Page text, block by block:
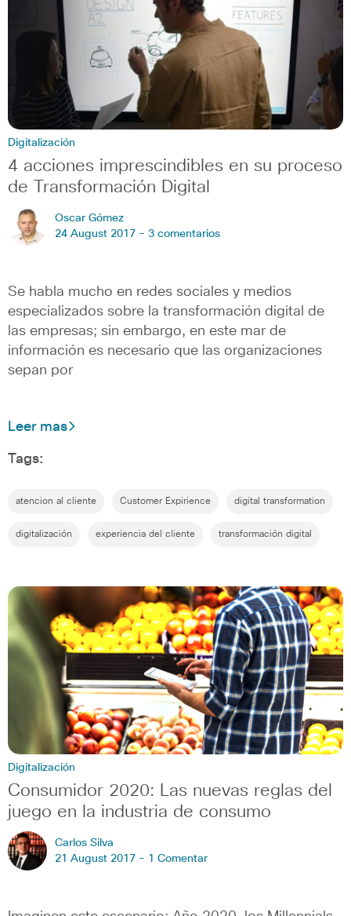
Digitalización
4 acciones imprescindibles en su proceso
de Transformación Digital
Oscar Gómez
24 August 2017 - 3 comentarios
Se habla mucho en redes sociales y medios
especializados sobre la transformación digital de
las empresas; sin embargo, en este mar de
información es necesario que las organizaciones
sepan por
Leer mas
Tags:
atencion al cliente Customer Expirience digital transformation
digitalización experiencia del cliente transformación digital
Digitalización
Consumidor 2020: Las nuevas reglas del
juego en la industria de consumo
Carlos Silva
21 August 2017 - 1 Comentar